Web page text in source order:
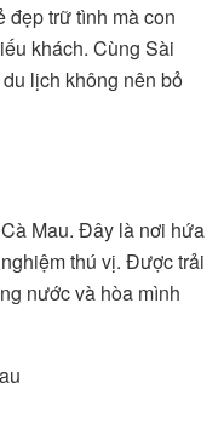
đẹp trữ tình mà con
khách. Cùng Sài
lịch không nên bỏ
Mau. Đây là nơi hứa
thú vị. Được trải
nước và hòa mình